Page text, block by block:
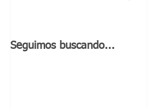
Seguimos buscando...